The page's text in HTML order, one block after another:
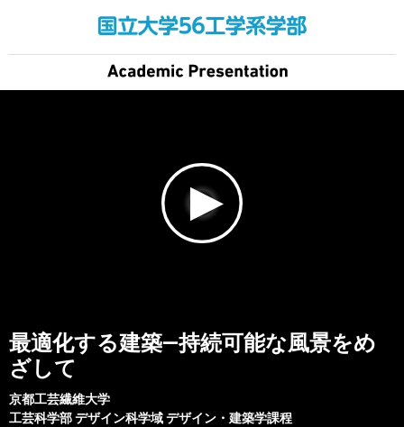
最適化する建築―持続可能な風景をめ
ざして
京都工芸繊維大学
工芸科学部デザイン科学域 デザイン・建築学課程